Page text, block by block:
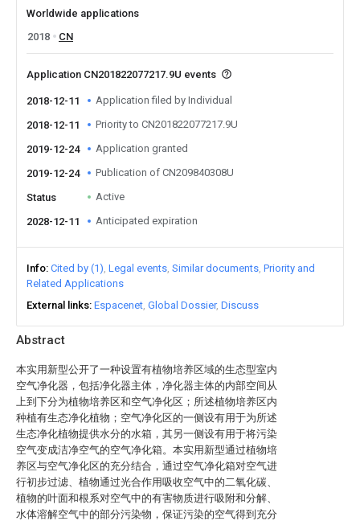
Abstract
本实用新型公开了一种设置有植物培养区域的生态型室内
空气净化器，包括净化器主体，净化器主体的内部空间从
上到下分为植物培养区和空气净化区；所述植物培养区内
种植有生态净化植物；空气净化区的一侧设有用于为所述
生态净化植物提供水分的水箱，其另一侧设有用于将污染
空气变成洁净空气的空气净化箱。本实用新型通过植物培
养区与空气净化区的充分结合，通过空气净化箱对空气进
行初步过滤、植物通过光合作用吸收空气中的二氧化碳、
植物的叶面和根系对空气中的有害物质进行吸附和分解、
水体溶解空气中的部分污染物，保证污染的空气得到充分
Worldwide applications
2018
CN
Application CN201822077217.9U events
2018-12-11 Application filed by Individual
2018-12-11 Priority to CN201822077217.9U
2019-12-24 Application granted
2019-12-24 Publication of CN209840308U
Status Active
2028-12-11 Anticipated expiration
Info Cited by (1) Legal events Similar documents Priority and
Related Applications
External links Espacenet Global Dossier Discuss